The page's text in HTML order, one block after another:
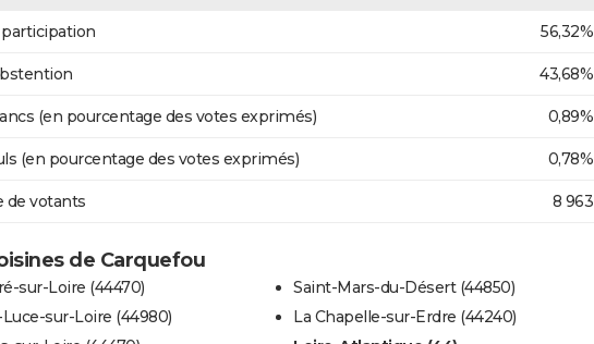
participation 56,32%
43,68%
(en pourcentage des votes exprimés) 0,89%
(en pourcentage des votes exprimés) 0,78%
de votants 8 963
de Carquefou
sur-Loire (44470)
sur-Loire (44980)
Saint-Mars-du-Désert (44850)
La Chapelle-sur-Erdre (44240)